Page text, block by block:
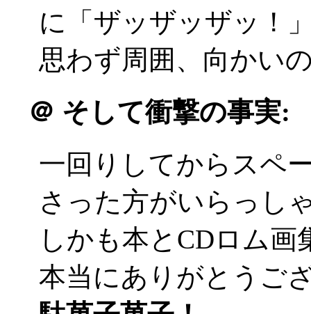
に「ザッザッザッ！
思わず周囲、向かい
＠ そして衝撃の事実:
一回りしてからスペ
さった方がいらっし
しかも本とCDロム
本当にありがとうご